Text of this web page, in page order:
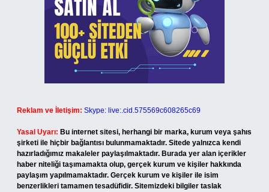
Reklam ve İletişim: Skype: live:.cid.575569c608265c69
Yasal Uyarı: Bu internet sitesi, herhangi bir marka, kurum veya şahıs
şirketi ile hiçbir bağlantısı bulunmamaktadır. Sitede yalnızca kendi
hazırladığımız makaleler paylaşılmaktadır. Burada yer alan içerikler
haber niteliği taşımamakta olup, gerçek kurum ve kişiler hakkında
paylaşım yapılmamaktadır. Gerçek kurum ve kişiler ile isim
benzerlikleri tamamen tesadüfidir. Sitemizdeki bilgiler taslak